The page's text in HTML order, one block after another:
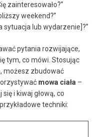
zainteresowało?”
weekend?”
sytuacja lub wydarzenie]?”
pytania rozwijające,
⁣tym, co mówi. Stosując
, możesz zbudować
mowa ciała –
i kiwaj głową, co
techniki: